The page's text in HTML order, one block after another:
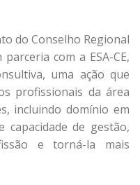
do Conselho Regional
com a ESA-CE,
uma ação que
profissionais da área
incluindo domínio em
capacidade de gestão,
e torná-la mais